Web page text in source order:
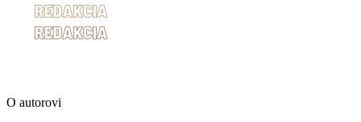
O autorovi